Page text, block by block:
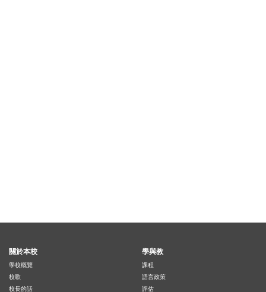
關於本校
學校概覽
校歌
校長的話
學與教
課程
語言政策
評估